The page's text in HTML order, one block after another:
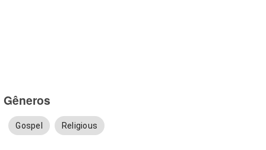
Gêneros
Gospel Religious